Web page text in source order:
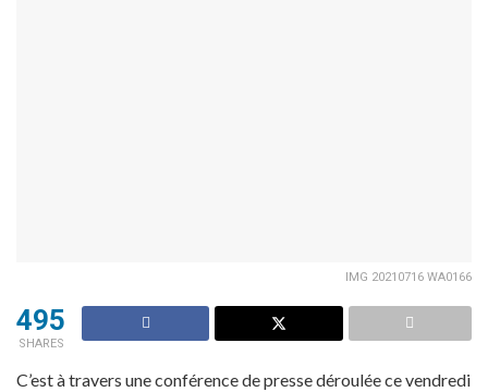
IMG 20210716 WA0166
495
SHARES
C’est à travers une conférence de presse déroulée ce vendredi